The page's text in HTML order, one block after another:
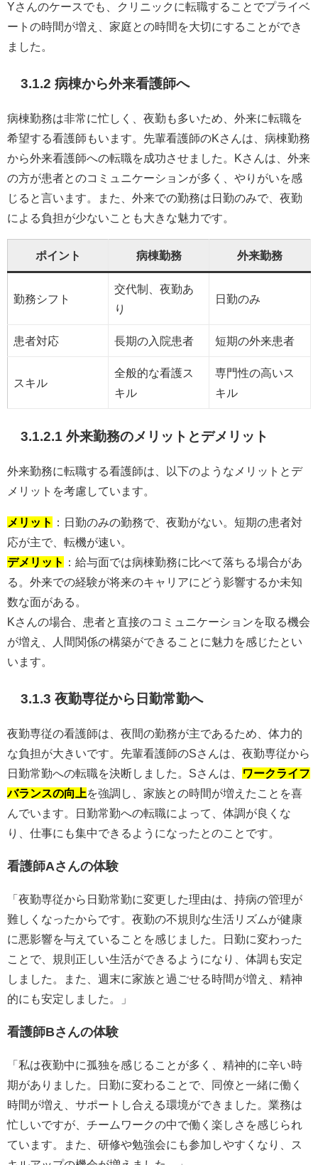
Yさんのケースでも、クリニックに転職することでプライベ
ートの時間が増え、家庭との時間を大切にすることができ
ました。
3.1.2 病棟から外来看護師へ
病棟勤務は非常に忙しく、夜勤も多いため、外来に転職を
希望する看護師もいます。先輩看護師のKさんは、病棟勤務
から外来看護師への転職を成功させました。Kさんは、外来
の方が患者とのコミュニケーションが多く、やりがいを感
じると言います。また、外来での勤務は日勤のみで、夜勤
による負担が少ないことも大きな魅力です。
ポイント 病棟勤務 外来勤務
勤務シフト
交代制、夜勤あ
り
日勤のみ
患者対応 長期の入院患者 短期の外来患者
スキル
全般的な看護ス
キル
専門性の高いス
キル
3.1.2.1 外来勤務のメリットとデメリット
外来勤務に転職する看護師は、以下のようなメリットとデ
メリットを考慮しています。
メリット
：日勤のみの勤務で、夜勤がない。短期の患者対
応が主で、転機が速い。
デメリット
：給与面では病棟勤務に比べて落ちる場合があ
る。外来での経験が将来のキャリアにどう影響するか未知
数な面がある。
Kさんの場合、患者と直接のコミュニケーションを取る機会
が増え、人間関係の構築ができることに魅力を感じたとい
います。
3.1.3 夜勤専従から日勤常勤へ
夜勤専従の看護師は、夜間の勤務が主であるため、体力的
な負担が大きいです。先輩看護師のSさんは、夜勤専従から
日勤常勤への転職を決断しました。Sさんは、
ワークライフ
バランスの向上を強調し、家族との時間が増えたことを喜
んでいます。日勤常勤への転職によって、体調が良くな
り、仕事にも集中できるようになったとのことです。
看護師Aさんの体験
「夜勤専従から日勤常勤に変更した理由は、持病の管理が
難しくなったからです。夜勤の不規則な生活リズムが健康
に悪影響を与えていることを感じました。日勤に変わった
ことで、規則正しい生活ができるようになり、体調も安定
しました。また、週末に家族と過ごせる時間が増え、精神
的にも安定しました。」
看護師Bさんの体験
「私は夜勤中に孤独を感じることが多く、精神的に辛い時
期がありました。日勤に変わることで、同僚と一緒に働く
時間が増え、サポートし合える環境ができました。業務は
忙しいですが、チームワークの中で働く楽しさを感じられ
ています。また、研修や勉強会にも参加しやすくなり、ス